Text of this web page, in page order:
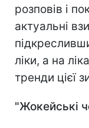
розповів і
актуальні
ліки, а на
тренди цієї
"Жокейські